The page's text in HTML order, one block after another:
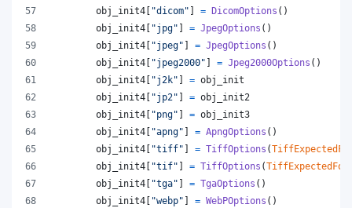
obj_init4 [ "dicom" ] = DicomOptions ()
obj_init4 [ "jpg" ] = JpegOptions ()
obj_init4 [ "jpeg" ] = JpegOptions ()
obj_init4 [ "jpeg2000" ] = Jpeg2000Options ()
obj_init4 [ "j2k" ] = obj_init
obj_init4 [ "jp2" ] = obj_init2
obj_init4 [ "png" ] = obj_init3
obj_init4 [ "apng" ] = ApngOptions ()
obj_init4 [ "tiff" ] = TiffOptions (
obj_init4 [ "tif" ] = TiffOptions (
obj_init4 [ "tga" ] = TgaOptions ()
obj_init4 [ "webp" ] = WebPOptions ()